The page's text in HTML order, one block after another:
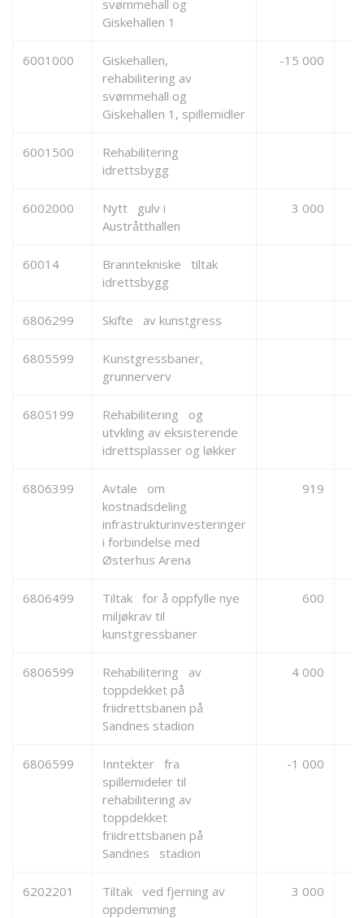
svømmehall og
Giskehallen 1
6001000
Giskehallen,
rehabilitering av
svømmehall og
Giskehallen 1, spillemidler
-15 000
6001500
Rehabilitering
idrettsbygg
6002000
Nytt gulv i
Austråtthallen
3 000
60014
Branntekniske tiltak
idrettsbygg
6806299 Skifte av kunstgress
6805599
Kunstgressbaner,
grunnerverv
6805199
Rehabilitering og
utvkling av eksisterende
idrettsplasser og løkker
6806399
Avtale om
kostnadsdeling
infrastrukturinvesteringer
i forbindelse med
Østerhus Arena
919
6806499
Tiltak for å oppfylle nye
miljøkrav til
kunstgressbaner
600
6806599
Rehabilitering av
toppdekket på
friidrettsbanen på
Sandnes stadion
4 000
6806599
Inntekter fra
spillemideler til
rehabilitering av
toppdekket
friidrettsbanen på
Sandnes stadion
-1 000
6202201
Tiltak ved fjerning av
oppdemming
3 000